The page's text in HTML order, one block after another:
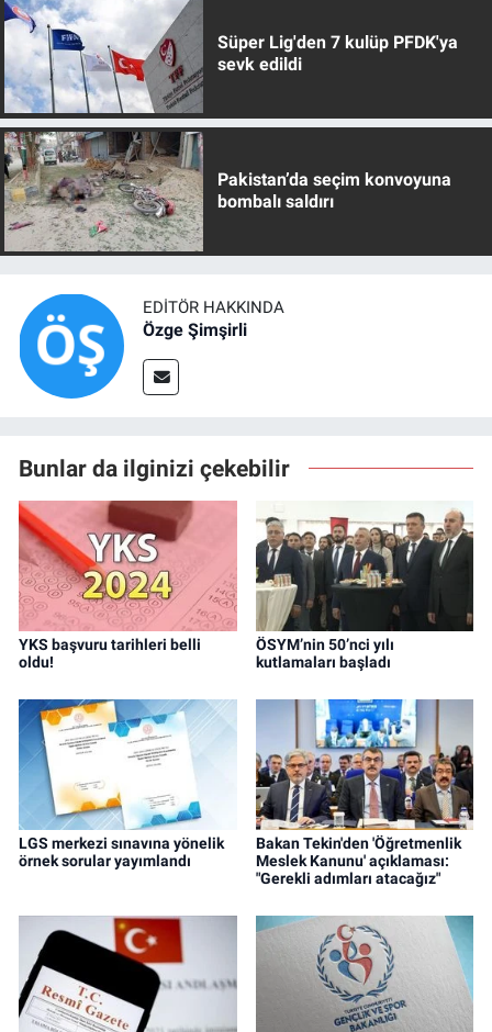
Süper Lig'den 7 kulüp PFDK'ya
sevk edildi
Pakistan’da seçim konvoyuna
bombalı saldırı
EDITÖR HAKKINDA
Özge Şimşirli
Bunlar da ilginizi çekebilir
YKS başvuru tarihleri belli
oldu!
ÖSYM’nin 50’nci yılı
kutlamaları başladı
LGS merkezi sınavına yönelik
örnek sorular yayımlandı
Bakan Tekin'den 'Öğretmenlik
Meslek Kanunu' açıklaması:
"Gerekli adımları atacağız"